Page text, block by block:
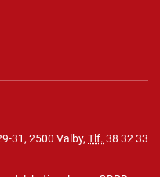
31, 2500 Valby, Tlf. 38 32 33